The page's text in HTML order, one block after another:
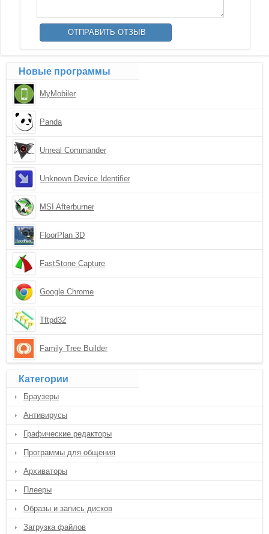
Новые программы
MyMobiler
Panda
Unreal Commander
Unknown Device Identifier
MSI Afterburner
FloorPlan 3D
FastStone Capture
Google Chrome
Tftpd32
Family Tree Builder
Категории
Браузеры
Антивирусы
Графические редакторы
Программы для общения
Архиваторы
Плееры
Образы и запись дисков
Загрузка файлов